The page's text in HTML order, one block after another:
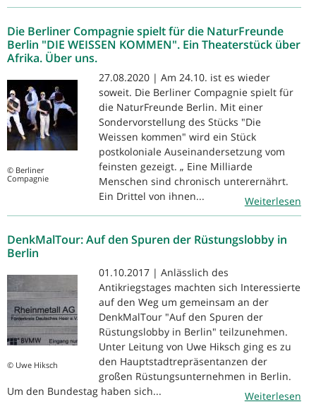
Die Berliner Compagnie spielt für die NaturFreunde
Berlin "DIE WEISSEN KOMMEN". Ein Theaterstück über
Afrika. Über uns.
© Berliner
Compagnie
27.08.2020 | Am 24.10. ist es wieder
soweit. Die Berliner Compagnie spielt für
die NaturFreunde Berlin. Mit einer
Sondervorstellung des Stücks "Die
Weissen kommen" wird ein Stück
postkoloniale Auseinandersetzung vom
feinsten gezeigt. „ Eine Milliarde
Menschen sind chronisch unterernährt.
Ein Drittel von ihnen...
Weiterlesen
DenkMalTour: Auf den Spuren der Rüstungslobby in
Berlin
© Uwe Hiksch
01.10.2017 | Anlässlich des
Antikriegstages machten sich Interessierte
auf den Weg um gemeinsam an der
DenkMalTour "Auf den Spuren der
Rüstungslobby in Berlin" teilzunehmen.
Unter Leitung von Uwe Hiksch ging es zu
den Hauptstadtrepräsentanzen der
großen Rüstungsunternehmen in Berlin.
Um den Bundestag haben sich...
Weiterlesen